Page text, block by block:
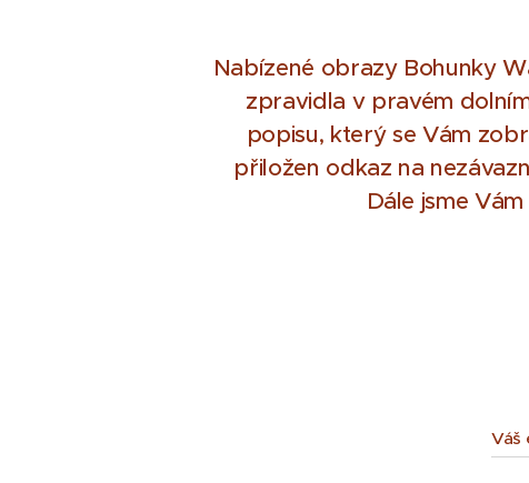
Nabízené obrazy Bohunky
zpravidla v pravém
popisu, který se Vám
přiložen odkaz na
Dále jsme
Váš